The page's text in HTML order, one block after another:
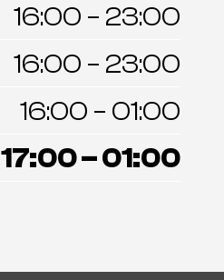
16:00 – 23:00
16:00 – 23:00
16:00 – 01:00
17:00 – 01:00